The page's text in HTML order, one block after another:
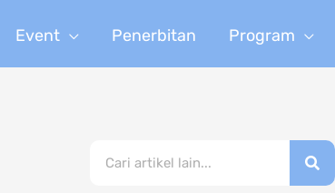
Event Penerbitan Program